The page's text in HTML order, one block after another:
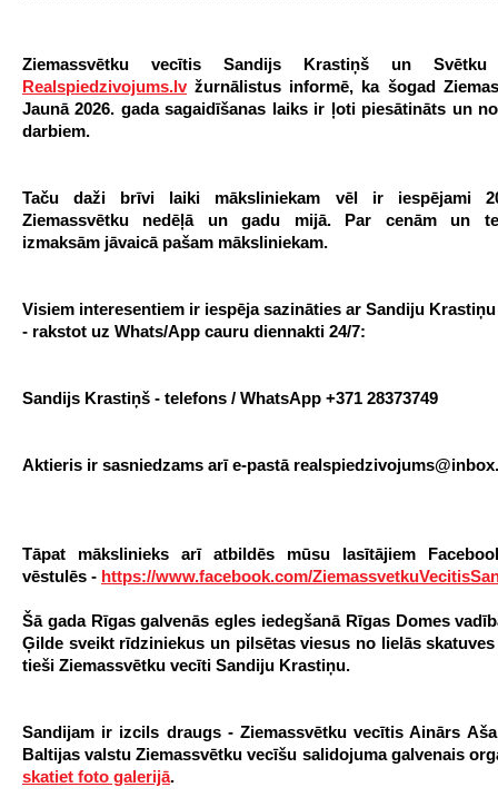
Ziemassvētku vecītis Sandijs Krastiņš un Svētku
Realspiedzivojums.lvžurnālistus informē, ka šogad
Jaunā 2026. gada sagaidīšanas laiks ir ļoti piesātināts un
darbiem.
Taču daži brīvi laiki māksliniekam vēl ir iespējami
Ziemassvētku nedēļā un gadu mijā. Par cenām un
izmaksām jāvaicā pašam māksliniekam.
Visiem interesentiem ir iespēja sazināties ar Sandiju
- rakstot uz Whats/App cauru diennakti 24/7:
Sandijs Krastiņš - telefons / WhatsApp +371 28373749
Aktieris ir sasniedzams arī e-pastā
Tāpat mākslinieks arī atbildēs mūsu lasītājiem
vēstulēs - https://www.facebook.com/
Šā gada Rīgas galvenās egles iedegšanā Rīgas Domes
Ģilde sveikt rīdziniekus un pilsētas viesus no lielās
tieši Ziemassvētku vecīti Sandiju Krastiņu.
Sandijam ir izcils draugs - Ziemassvētku vecītis Ainārs
Baltijas valstu Ziemassvētku vecīšu salidojuma galvenais
skatiet foto galerijā.